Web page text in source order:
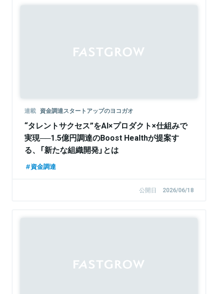
連載 資金調達スタートアップのヨコガオ
“タレントサクセス”をAI×プロダクト×仕組みで
実現──1.5億円調達のBoost Healthが提案す
る、「新たな組織開発」とは
資金調達
公開日 2026/06/18